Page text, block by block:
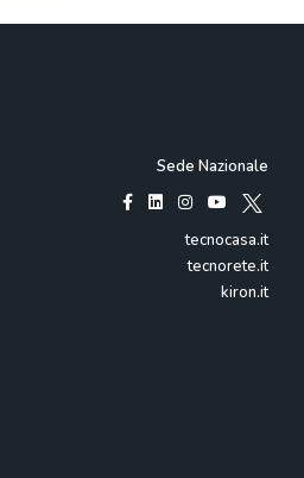
Sede Nazionale
tecnocasa.it
tecnorete.it
kiron.it